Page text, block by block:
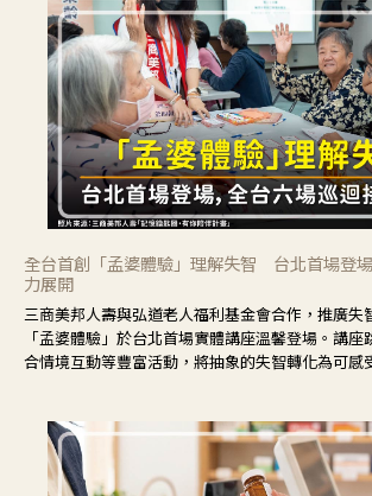
全台首創「孟婆體驗」理解失智 台北首場登
力展開
三商美邦人壽與弘道老人福利基金會合作，推廣失
「孟婆體驗」於台北首場實體講座溫馨登場。講
合情境互動等豐富活動，將抽象的失智轉化為可感